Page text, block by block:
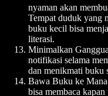
nyaman akan
Tempat duduk yang
buku kecil bisa
literasi.
Minimalkan
notifikasi selama
dan menikmati buku
Bawa Buku ke
bisa membaca